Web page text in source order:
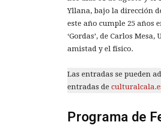
Yllana, bajo la dirección
este año cumple 25 años
‘Gordas’, de Carlos
amistad y el físico.
Las entradas se pueden
entradas de
Programa de